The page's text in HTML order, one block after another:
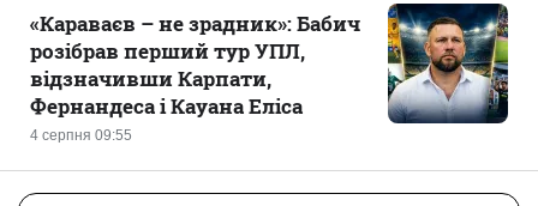
4 серпня 09:55
«Караваєв – не зрадник»: Бабич
розібрав перший тур УПЛ,
відзначивши Карпати,
Фернандеса і Кауана Еліса